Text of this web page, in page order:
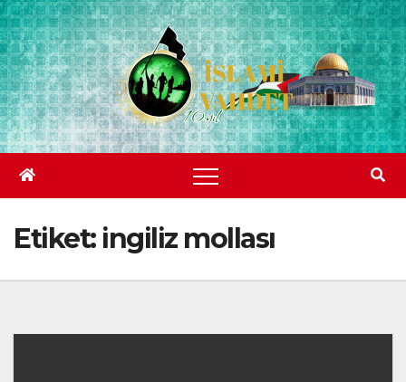
Skip
to
content
Etiket: ingiliz mollası